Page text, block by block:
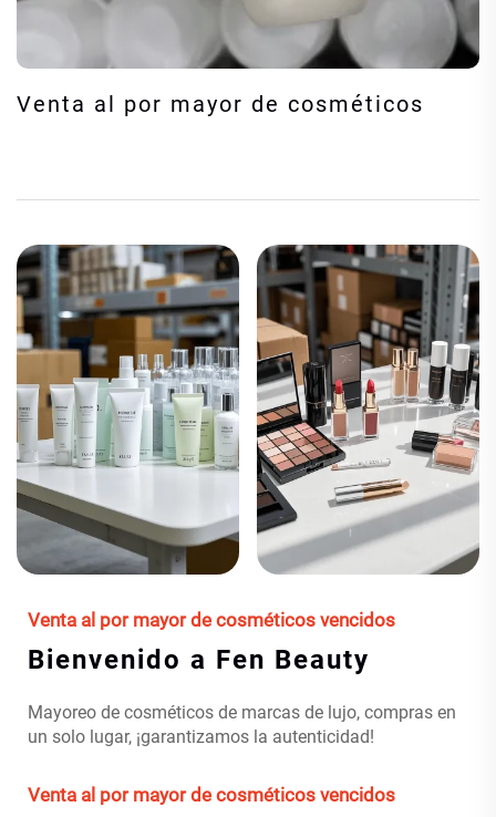
Venta al por mayor de cosméticos
Venta al por mayor de cosméticos vencidos
Bienvenido a Fen Beauty
Mayoreo de cosméticos de marcas de lujo, compras en
un solo lugar, ¡garantizamos la autenticidad!
Venta al por mayor de cosméticos vencidos